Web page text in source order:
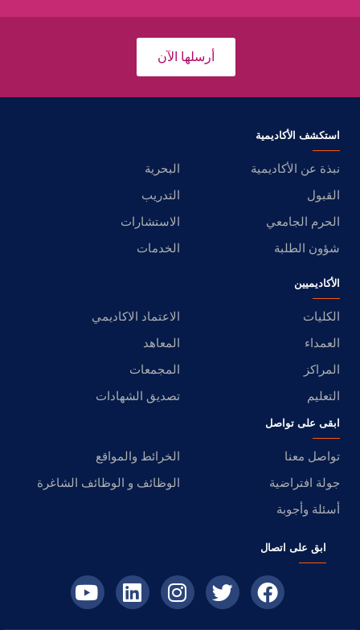
أرسلها الآن
استكشف الأكاديمية
نبذة عن الأكاديمية
البحرية
القبول
التدريب
الحرم الجامعي
الاستشارات
شؤون الطلبة
الخدمات
الأكاديميين
الكليات
الاعتماد الاكاديمي
العمداء
المعاهد
المراكز
المجمعات
التعليم
تصديق الشهادات
ابقى على تواصل
تواصل معنا
الخرائط والمواقع
جولة افتراضية
الوظائف و الوظائف الشاغرة
أسئلة وأجوبة
ابق على اتصال